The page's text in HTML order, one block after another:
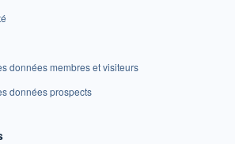
données membres et visiteurs
données prospects